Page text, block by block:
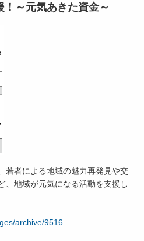
～元気あきた資金～
若者による地域の魅力再発見や交
、地域が元気になる活動を支援し
archive/9516